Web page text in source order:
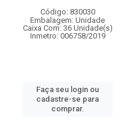
Código: 830030
Embalagem: Unidade
Caixa Com: 36 Unidade(s)
Inmetro: 006758/2019
Faça seu login ou
cadastre-se para
comprar.